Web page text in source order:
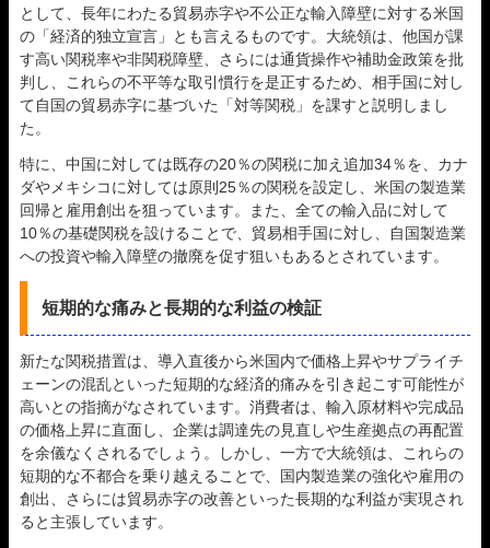
として、長年にわたる貿易赤字や不公正な輸入障壁に対する米国
の「経済的独立宣言」とも言えるものです。大統領は、他国が課
す高い関税率や非関税障壁、さらには通貨操作や補助金政策を批
判し、これらの不平等な取引慣行を是正するため、相手国に対し
て自国の貿易赤字に基づいた「対等関税」を課すと説明しまし
た。
特に、中国に対しては既存の20％の関税に加え追加34％を、カナ
ダやメキシコに対しては原則25％の関税を設定し、米国の製造業
回帰と雇用創出を狙っています。また、全ての輸入品に対して
10％の基礎関税を設けることで、貿易相手国に対し、自国製造業
への投資や輸入障壁の撤廃を促す狙いもあるとされています。
短期的な痛みと長期的な利益の検証
新たな関税措置は、導入直後から米国内で価格上昇やサプライチ
ェーンの混乱といった短期的な経済的痛みを引き起こす可能性が
高いとの指摘がなされています。消費者は、輸入原材料や完成品
の価格上昇に直面し、企業は調達先の見直しや生産拠点の再配置
を余儀なくされるでしょう。しかし、一方で大統領は、これらの
短期的な不都合を乗り越えることで、国内製造業の強化や雇用の
創出、さらには貿易赤字の改善といった長期的な利益が実現され
ると主張しています。